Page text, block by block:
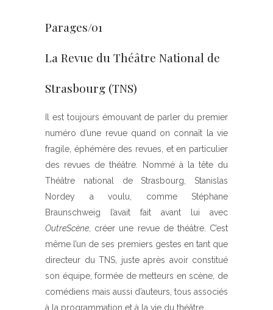
Parages/01
La Revue du Théâtre National de
Strasbourg (TNS)
Il est toujours émouvant de parler du premier
numéro d’une revue quand on connaît la vie
fragile, éphémère des revues, et en particulier
des revues de théâtre. Nommé à la tête du
Théâtre national de Strasbourg, Stanislas
Nordey a voulu, comme Stéphane
Braunschweig l’avait fait avant lui avec
OutreScène, créer une revue de théâtre. C’est
même l’un de ses premiers gestes en tant que
directeur du TNS, juste après avoir constitué
son équipe, formée de metteurs en scène, de
comédiens mais aussi d’auteurs, tous associés
à la programmation et à la vie du théâtre.